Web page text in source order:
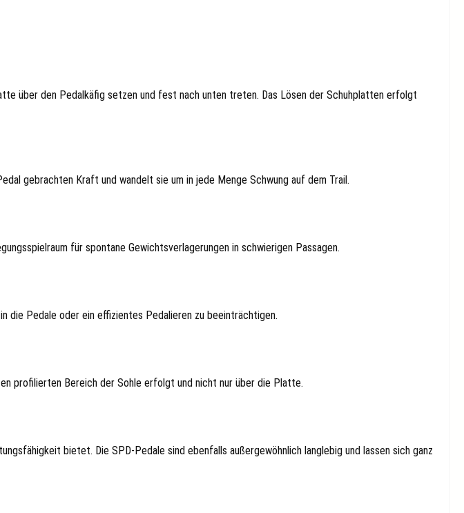
über den Pedalkäfig setzen und fest nach unten treten. Das Lösen der Schuhplatten erfolgt
gebrachten Kraft und wandelt sie um in jede Menge Schwung auf dem Trail.
für spontane Gewichtsverlagerungen in schwierigen Passagen.
die Pedale oder ein effizientes Pedalieren zu beeinträchtigen.
profilierten Bereich der Sohle erfolgt und nicht nur über die Platte.
bietet. Die SPD-Pedale sind ebenfalls außergewöhnlich langlebig und lassen sich ganz